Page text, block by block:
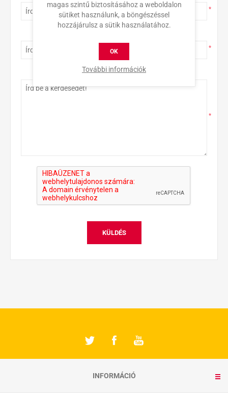
*
*
Érdeklődés
*
KÜLDÉS
INFORMÁCIÓ
magas szintű biztosításához a weboldalon
sütiket használunk, a böngészéssel
hozzájárulsz a sütik használatához.
OK
További információk